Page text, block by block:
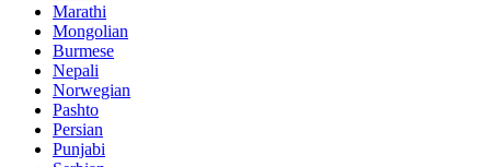
Marathi
Mongolian
Burmese
Nepali
Norwegian
Pashto
Persian
Punjabi